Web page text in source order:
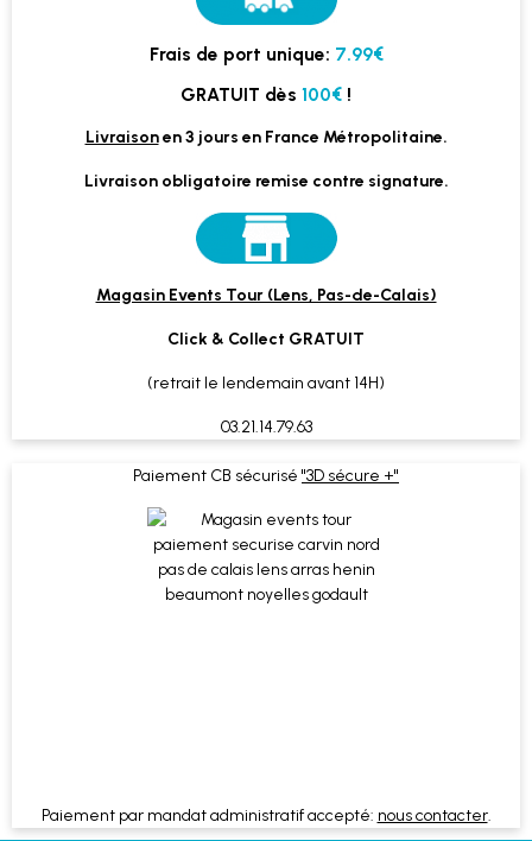
Frais de port unique: 7.99€
GRATUIT dès 100€ !
Livraisonen 3 jours en France Métropolitaine.
Livraison obligatoire remise contre signature.
Magasin Events Tour (Lens, Pas-de-Calais)
Click & Collect GRATUIT
(retrait le lendemain avant 14H)
03.21.14.79.63
Paiement CB sécurisé "3D sécure +"
Paiement par mandat administratif accepté: nous contacter.